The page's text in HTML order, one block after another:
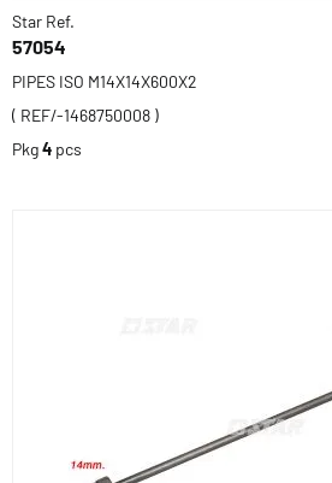
Star Ref.
57054
PIPES ISO M14X14X600X2
( REF/-1468750008 )
Pkg4 pcs